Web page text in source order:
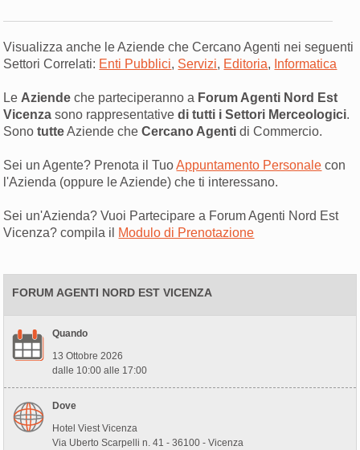
Visualizza anche le Aziende che Cercano Agenti nei seguenti
Settori Correlati: Enti Pubblici, Servizi, Editoria, Informatica
LeAziende che parteciperanno a Forum Agenti Nord Est
Vicenza sono rappresentativedi tutti i Settori Merceologici.
SonotutteAziende cheCercano Agenti di Commercio.
Sei un Agente? Prenota il TuoAppuntamento Personale con
l'Azienda (oppure le Aziende) che ti interessano.
Sei un'Azienda? Vuoi Partecipare a Forum Agenti Nord Est
Vicenza? compila il Modulo di Prenotazione
FORUM AGENTI NORD EST VICENZA
Quando
13 Ottobre 2026
dalle 10:00 alle 17:00
Dove
Hotel Viest Vicenza
Via Uberto Scarpelli n. 41 - 36100 - Vicenza